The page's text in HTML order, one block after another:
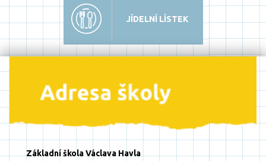
JÍDELNÍ LÍSTEK
Základní škola Václava Havla